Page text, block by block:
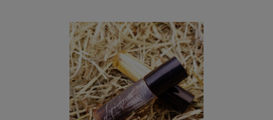
hyväntuoksuinen rituaali- ja tuoksuöljy. Tuoksuöljy on
valmistettu 100% luonnollisista kasveista ja eteerisistä
öljyistä ja se sopii myös tuoksuöljyksi monelle joka ei
esimerkiksi astman tms. takia siedä voimakkaita hajusteita.
Sopii hyvin myös rituaalimagiaan, joogaan, meditointiin,
rumpupiiriin ja vuodenpyörän sapattien viettoon. Pakattu
helposti käytettävään ja mukana kulkevaan roll-on-
lasipulloon. Tuote myydään kuriositeettina ja